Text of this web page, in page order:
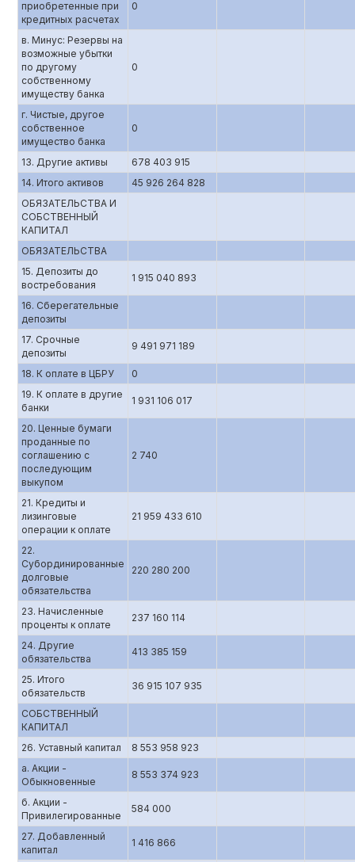
приобретенные при
кредитных расчетах
0
в. Минус: Резервы на
возможные убытки
по другому
собственному
имуществу банка
0
г. Чистые, другое
собственное
имущество банка
0
13. Другие активы
678 403 915
14. Итого активов
45 926 264 828
ОБЯЗАТЕЛЬСТВА И
СОБСТВЕННЫЙ
КАПИТАЛ
ОБЯЗАТЕЛЬСТВА
15. Депозиты до
востребования
1 915 040 893
16. Сберегательные
депозиты
17. Срочные
депозиты
9 491 971 189
18. К оплате в ЦБРУ
0
19. К оплате в другие
банки
1 931 106 017
20. Ценные бумаги
проданные по
соглашению с
последующим
выкупом
2 740
21. Кредиты и
лизинговые
операции к оплате
21 959 433 610
22.
Субординированные
долговые
обязательства
220 280 200
23. Начисленные
проценты к оплате
237 160 114
24. Другие
обязательства
413 385 159
25. Итого
обязательств
36 915 107 935
СОБСТВЕННЫЙ
КАПИТАЛ
26. Уставный капитал
8 553 958 923
а. Акции -
Обыкновенные
8 553 374 923
б. Акции -
Привилегированные
584 000
27. Добавленный
капитал
1 416 866